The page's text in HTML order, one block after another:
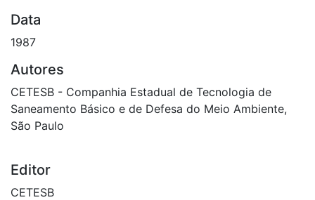
Data
1987
Autores
CETESB - Companhia Estadual de Tecnologia de
Saneamento Básico e de Defesa do Meio Ambiente,
São Paulo
Editor
CETESB